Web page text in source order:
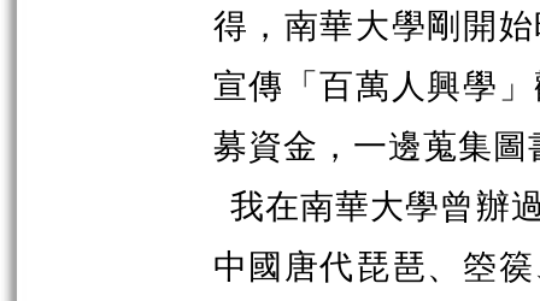
得，南華大學剛開
宣傳「百萬人興學
募資金，一邊蒐集圖
我在南華大學曾辦
中國唐代琵琶、 箜